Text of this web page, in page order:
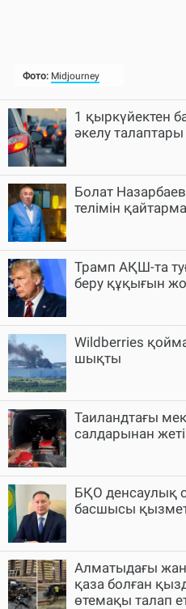
1 қыркүйектен
әкелу
Болат
телімін
Трамп АҚШ-та
беру құқығын
Wildberries
шықты
Таиландтағы
салдарынан
БҚО денсаулық
басшысы
Алматыдағы
қаза болған
өтемақы талап